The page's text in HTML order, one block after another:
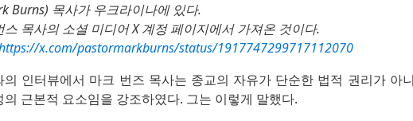
Burns) 목사가 우크라이나에 있다.
목사의 소셜 미디어 X 계정 페이지에서 가져온 것이다.
x.com/pastormarkburns/status/1917747299717112070
의 인터뷰에서 마크 번즈 목사는 종교의 자유가 단순한 법적 권리가 아
의 근본적 요소임을 강조하였다. 그는 이렇게 말했다.